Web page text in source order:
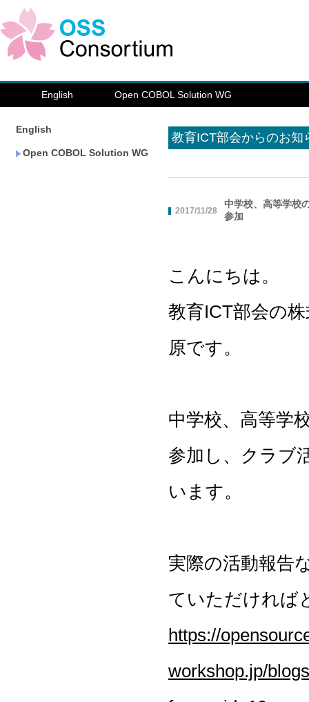
English Open COBOL Solution WG
English
Open COBOL Solution WG
教育ICT部会からのお知
2017/11/28
中学校、高等学校
参加
こんにちは。
教育ICT部会の
原です。
中学校、高等学
参加し、クラブ
います。
実際の活動報告
ていただければ
https://
workshop.jp/